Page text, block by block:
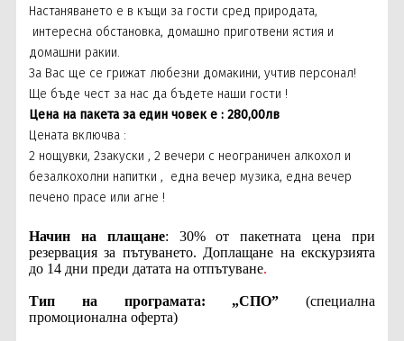
Настаняването е в къщи за гости сред природата,
интересна обстановка, домашно приготвени ястия и
домашни ракии.
За Вас ще се грижат любезни домакини, учтив персонал!
Ще бъде чест за нас да бъдете наши гости !
Цена на пакета за един човек е : 280,00лв
Цената включва :
2 нощувки, 2закуски , 2 вечери с неограничен алкохол и
безалкохолни напитки , една вечер музика, една вечер
печено прасе или агне !
Начин на плащане: 30% от пакетната цена при
резервация за пътуването. Доплащане на екскурзията
до 14 дни преди датата на отпътуване.
Тип на програмата: „СПО”(специална
промоционална оферта)